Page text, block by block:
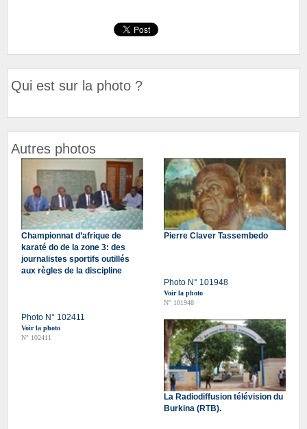
Qui est sur la photo ?
Autres photos
Championnat d’afrique de
karaté do de la zone 3: des
journalistes sportifs outillés
aux règles de la discipline
Photo N° 102411
Voir la photo
N° 102411
Pierre Claver Tassembedo
Photo N° 101948
Voir la photo
N° 101948
La Radiodiffusion télévision du
Burkina (RTB).